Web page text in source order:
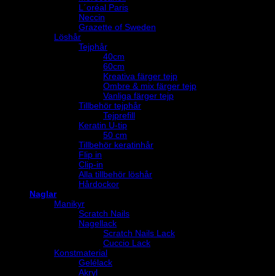
L´oréal Paris
Neccin
Grazette of Sweden
Löshår
Tejphår
40cm
60cm
Kreativa färger tejp
Ombre & mix färger tejp
Vanliga färger tejp
Tillbehör tejphår
Tejprefill
Keratin U-tip
50 cm
Tillbehör keratinhår
Flip in
Clip-in
Alla tillbehör löshår
Hårdockor
Naglar
Manikyr
Scratch Nails
Nagellack
Scratch Nails Lack
Cuccio Lack
Konstmaterial
Gelélack
Akryl